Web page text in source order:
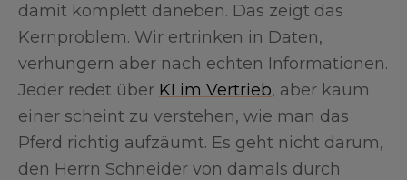
damit komplett daneben. Das zeigt das
Kernproblem. Wir ertrinken in Daten,
verhungern aber nach echten Informationen.
Jeder redet über KI im Vertrieb, aber kaum
einer scheint zu verstehen, wie man das
Pferd richtig aufzäumt. Es geht nicht darum,
den Herrn Schneider von damals durch